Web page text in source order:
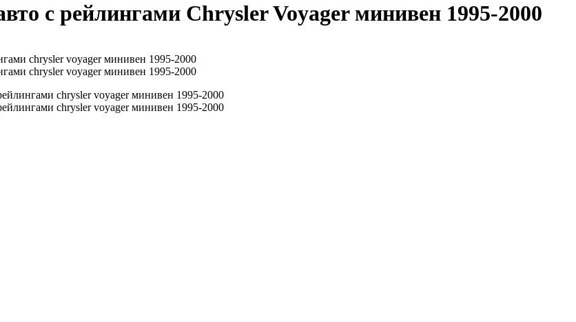
с рейлингами Chrysler Voyager минивен 1995-2000